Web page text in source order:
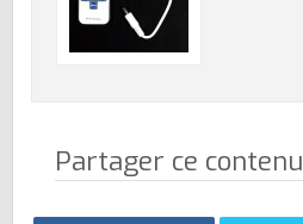
Partager ce contenu